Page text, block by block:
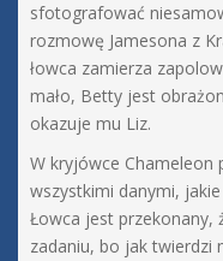
sfotografować
rozmowę Jamesona z
łowca zamierza
mało, Betty jest
okazuje mu Liz.
W kryjówce Chameleon
wszystkimi danymi,
Łowca jest przekonany,
zadaniu, bo jak twierdzi